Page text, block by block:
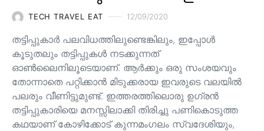
TECH TRAVEL EAT 12/09/2020
തട്ടിപ്പുകാർ പലവിധത്തിലുണ്ടെങ്കിലും, ഇപ്പോൾ
കൂടുതലും തട്ടിപ്പുകൾ നടക്കുന്നത്
ഓൺലൈനിലൂടെയാണ്. ആർക്കും ഒരു സംശയവും
തോന്നാതെ പറ്റിക്കാൻ മിടുക്കരായ ഇവരുടെ വലയിൽ
പലരും വീണിട്ടുമുണ്ട്. ഇത്തരത്തിലൊരു ഉഗ്രൻ
തട്ടിപ്പുകാരിയെ മനസ്സിലാക്കി തിരിച്ചു പണികൊടുത്ത
കഥയാണ് കോഴിക്കോട് കുന്നമംഗലം സ്വദേശിയും,